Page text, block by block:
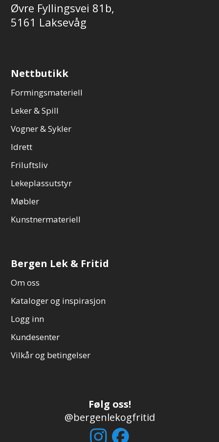
Øvre Fyllingsvei 81b,
5161 Laksevåg
Nettbutikk
Formingsmateriell
Leker & Spill
Vogner & Sykler
Idrett
Friluftsliv
Lekeplassutstyr
Møbler
Kunstnermateriell
Bergen Lek & Fritid
Om oss
Kataloger og inspirasjon
Logg inn
Kundesenter
Vilkår og betingelser
Følg oss!
@bergenlekogfritid